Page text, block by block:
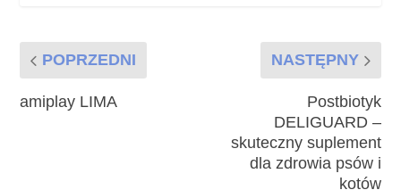
POPRZEDNI
amiplay LIMA
NASTĘPNY
Postbiotyk
DELIGUARD –
skuteczny suplement
dla zdrowia psów i
kotów